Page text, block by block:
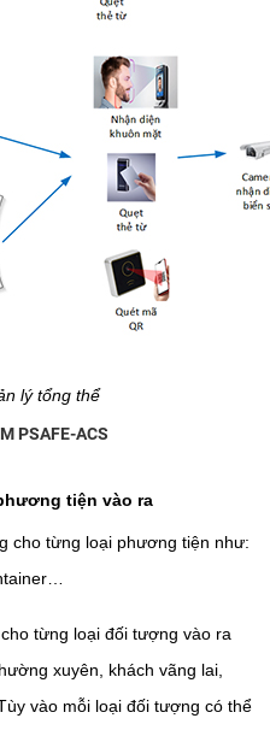
lý tổng thể
PSAFE-ACS
tiện vào ra
cho từng loại phương tiện như:
từng loại đối tượng vào ra
xuyên, khách vãng lai,
vào mỗi loại đối tượng có thể